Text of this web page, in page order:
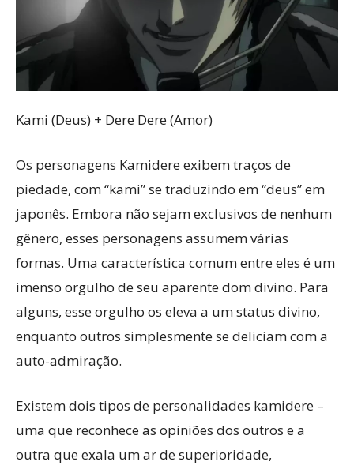
Kami (Deus) + Dere Dere (Amor)
Os personagens Kamidere exibem traços de
piedade, com “kami” se traduzindo em “deus” em
japonês. Embora não sejam exclusivos de nenhum
gênero, esses personagens assumem várias
formas. Uma característica comum entre eles é um
imenso orgulho de seu aparente dom divino. Para
alguns, esse orgulho os eleva a um status divino,
enquanto outros simplesmente se deliciam com a
auto-admiração.
Existem dois tipos de personalidades kamidere –
uma que reconhece as opiniões dos outros e a
outra que exala um ar de superioridade,